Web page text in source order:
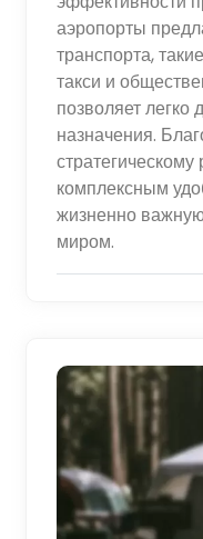
аэропорты
транспорта,
такси и
позволяет легко
назначения.
комплексным
жизненно
миром.